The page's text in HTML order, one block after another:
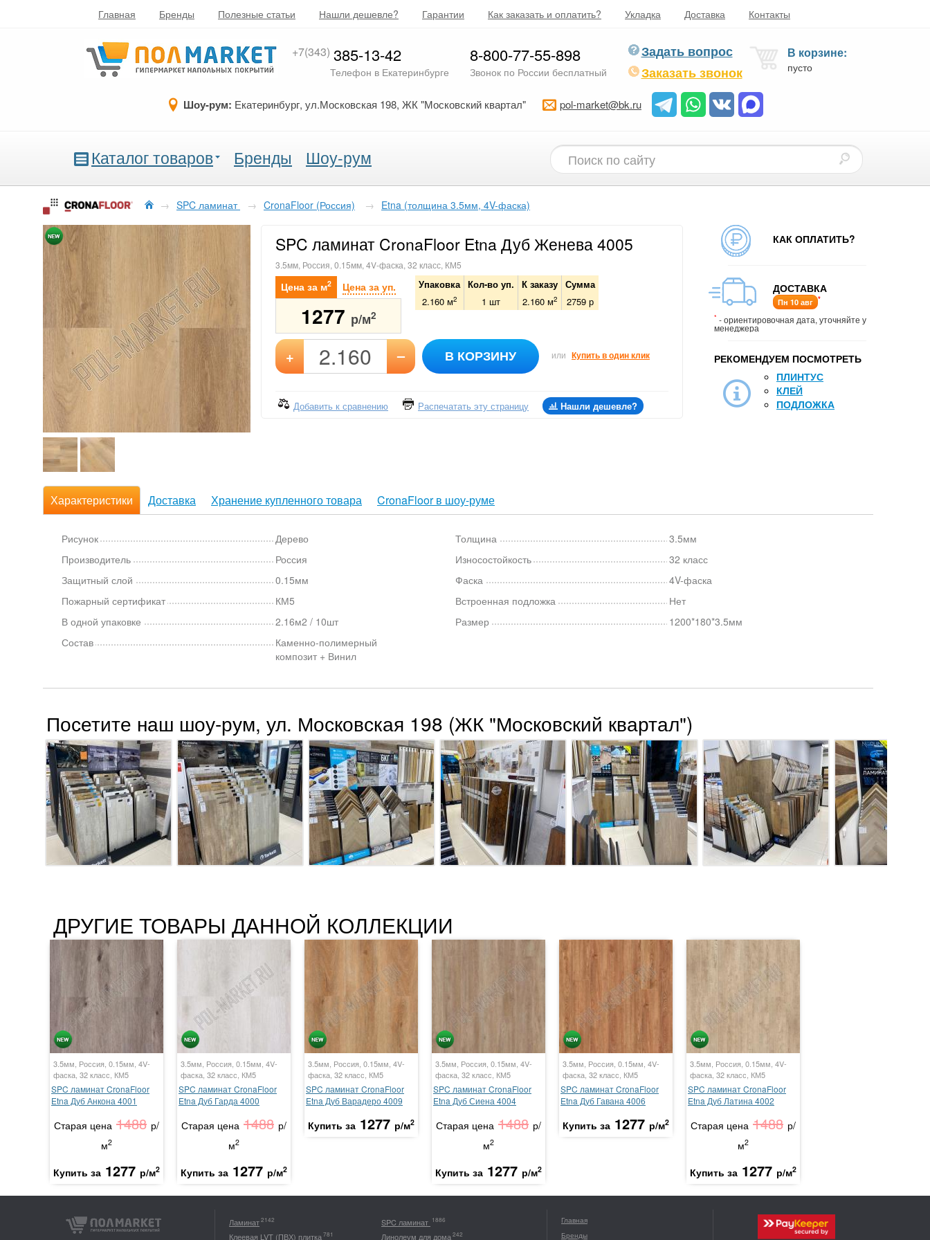
Главная Бренды Полезные статьи Нашли дешевле? Гарантии Как заказать и оплатить? Укладка Доставка Контакты
+7(343) 385-13-42
Телефон в Екатеринбурге
8-800-77-55-898
Звонок по России бесплатный
Задать вопрос
Заказать звонок
В корзине:
пусто
Шоу-рум: Екатеринбург, ул.Московская 198, ЖК "Московский квартал" pol-market@bk.ru
Каталог товаров Бренды Шоу-рум
→ SPC ламинат → CronaFloor (Россия) → Etna (толщина 3.5мм, 4V-фаска)
SPC ламинат CronaFloor Etna Дуб Женева 4005
3.5мм, Россия, 0.15мм, 4V-фаска, 32 класс, КМ5
Цена за м2 Цена за уп.
1277 р/м2
Упаковка Кол-во уп. К заказу Сумма
2.160 м2 1 шт 2.160 м2 2759 р
+ – В КОРЗИНУ или Купить в один клик
Добавить к сравнению Распечатать эту страницу Нашли дешевле?
КАК ОПЛАТИТЬ?
ДОСТАВКА
Пн 10 авг *
* - ориентировочная дата, уточняйте у
менеджера
РЕКОМЕНДУЕМ ПОСМОТРЕТЬ
ПЛИНТУС
КЛЕЙ
ПОДЛОЖКА
Характеристики Доставка Хранение купленного товара CronaFloor в шоу-руме
Рисунок
Дерево
Производитель
Россия
Защитный слой
0.15мм
Пожарный сертификат
КМ5
В одной упаковке
2.16м2 / 10шт
Состав
Каменно-полимерный
композит + Винил
Толщина
3.5мм
Износостойкость
32 класс
Фаска
4V-фаска
Встроенная подложка
Нет
Размер
1200*180*3.5мм
Посетите наш шоу-рум, ул. Московская 198 (ЖК "Московский квартал")
ДРУГИЕ ТОВАРЫ ДАННОЙ КОЛЛЕКЦИИ
3.5мм, Россия, 0.15мм, 4V-
фаска, 32 класс, КМ5
SPC ламинат CronaFloor
Etna Дуб Анкона 4001
Старая цена 1488 р/
м2
Купить за 1277 р/м2
3.5мм, Россия, 0.15мм, 4V-
фаска, 32 класс, КМ5
SPC ламинат CronaFloor
Etna Дуб Гарда 4000
Старая цена 1488 р/
м2
Купить за 1277 р/м2
3.5мм, Россия, 0.15мм, 4V-
фаска, 32 класс, КМ5
SPC ламинат CronaFloor
Etna Дуб Варадеро 4009
Купить за 1277 р/м2
3.5мм, Россия, 0.15мм, 4V-
фаска, 32 класс, КМ5
SPC ламинат CronaFloor
Etna Дуб Сиена 4004
Старая цена 1488 р/
м2
Купить за 1277 р/м2
3.5мм, Россия, 0.15мм, 4V-
фаска, 32 класс, КМ5
SPC ламинат CronaFloor
Etna Дуб Гавана 4006
Купить за 1277 р/м2
3.5мм, Россия, 0.15мм, 4V-
фаска, 32 класс, КМ5
SPC ламинат CronaFloor
Etna Дуб Латина 4002
Старая цена 1488 р/
м2
Купить за 1277 р/м2
Ламинат2142 SPC ламинат 1886
Клеевая LVT (ПВХ) плитка781 Линолеум для дома242
Главная
Бренды